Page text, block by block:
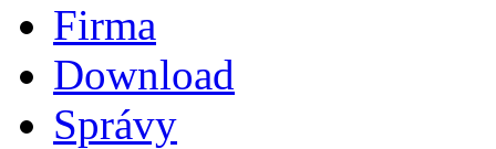
Firma
Download
Správy